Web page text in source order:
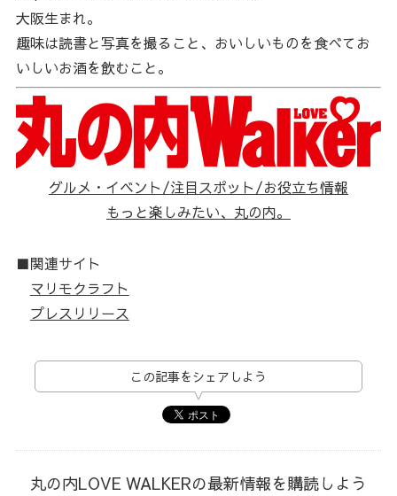
大阪生まれ。
趣味は読書と写真を撮ること、おいしいものを食べてお
いしいお酒を飲むこと。
グルメ・イベント/注目スポット/お役立ち情報
もっと楽しみたい、丸の内。
■関連サイト
マリモクラフト
プレスリリース
この記事をシェアしよう
丸の内LOVE WALKERの最新情報を購読しよう